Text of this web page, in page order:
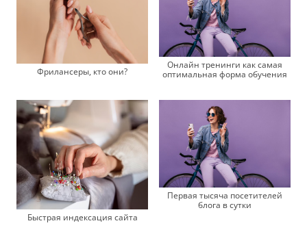
Фрилансеры, кто они?
Онлайн тренинги как самая
оптимальная форма обучения
Быстрая индексация сайта
Первая тысяча посетителей
блога в сутки